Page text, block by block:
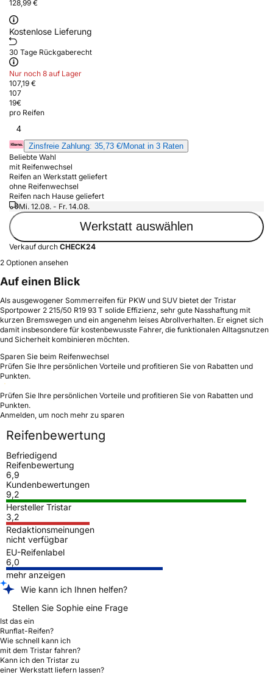
128,99 €
Kostenlose Lieferung
30 Tage Rückgaberecht
Nur noch 8 auf Lager
107,19 €
107
19€
pro Reifen
4
Zinsfreie Zahlung: 35,73 €/Monat in 3 Raten
Beliebte Wahl
mit Reifenwechsel
Reifen an Werkstatt geliefert
ohne Reifenwechsel
Reifen nach Hause geliefert
Mi. 12.08. - Fr. 14.08.
Werkstatt auswählen
Verkauf durch CHECK24
2 Optionen ansehen
Auf einen Blick
Als ausgewogener Sommerreifen für PKW und SUV bietet der Tristar
Sportpower 2 215/50 R19 93 T solide Effizienz, sehr gute Nasshaftung mit
kurzen Bremswegen und ein angenehm leises Abrollverhalten. Er eignet sich
damit insbesondere für kostenbewusste Fahrer, die funktionalen Alltagsnutzen
und Sicherheit kombinieren möchten.
Sparen Sie beim Reifenwechsel
Prüfen Sie Ihre persönlichen Vorteile und profitieren Sie von Rabatten und
Punkten.
Prüfen Sie Ihre persönlichen Vorteile und profitieren Sie von Rabatten und
Punkten.
Anmelden, um noch mehr zu sparen
Reifenbewertung
Befriedigend
Reifenbewertung
6,9
Kundenbewertungen
9,2
Hersteller Tristar
3,2
Redaktionsmeinungen
nicht verfügbar
EU-Reifenlabel
6,0
mehr anzeigen
Wie kann ich Ihnen helfen?
Stellen Sie Sophie eine Frage
Ist das ein
Runflat-Reifen?
Wie schnell kann ich
mit dem Tristar fahren?
Kann ich den Tristar zu
einer Werkstatt liefern lassen?